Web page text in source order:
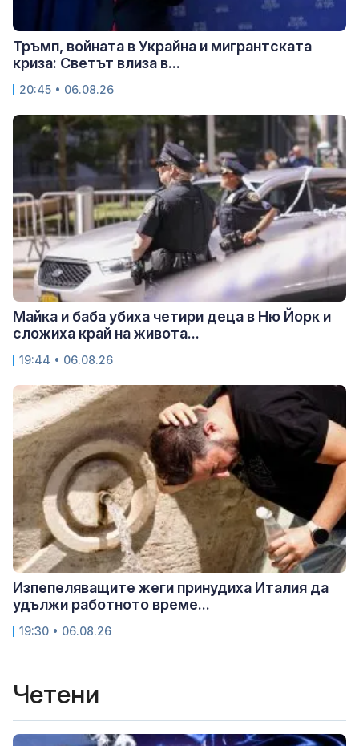
Тръмп, войната в Украйна и мигрантската
криза: Светът влиза в...
20:45 • 06.08.26
Майка и баба убиха четири деца в Ню Йорк и
сложиха край на живота...
19:44 • 06.08.26
Изпепеляващите жеги принудиха Италия да
удължи работното време...
19:30 • 06.08.26
Четени